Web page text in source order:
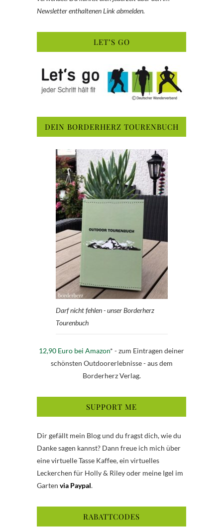
Newsletter enthaltenen Link abmelden.
LET’S GO
DEIN BORDERHERZ TOURENBUCH
Darf nicht fehlen - unser Borderherz
Tourenbuch
12,90 Euro bei Amazon* - zum Eintragen deiner
schönsten Outdoorerlebnisse - aus dem
Borderherz Verlag.
SUPPORT ME
Dir gefällt mein Blog und du fragst dich, wie du
Danke sagen kannst? Dann freue ich mich über
eine virtuelle Tasse Kaffee, ein virtuelles
Leckerchen für Holly & Riley oder meine Igel im
Garten via Paypal.
RABATTCODES